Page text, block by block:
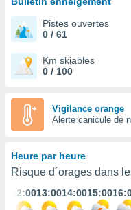
en
les
des
par le
ACCEPTER
CONTINUER
Pistes ouvertes
0 / 61
Km skiables
0 / 100
Vigilance orange
Alerte canicule de
Heure par heure
Risque d´orages dans
12:0013:0014:0015:00